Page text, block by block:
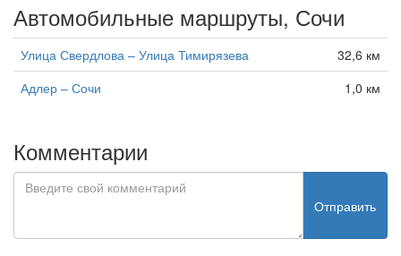
Автомобильные маршруты, Сочи
Улица Свердлова – Улица Тимирязева
32,6 км
Адлер – Сочи
1,0 км
Комментарии
Отправить